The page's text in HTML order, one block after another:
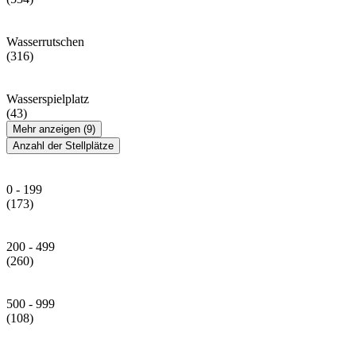
Wasserrutschen
(316)
Wasserspielplatz
(43)
Mehr anzeigen (9)
Anzahl der Stellplätze
0 - 199
(173)
200 - 499
(260)
500 - 999
(108)